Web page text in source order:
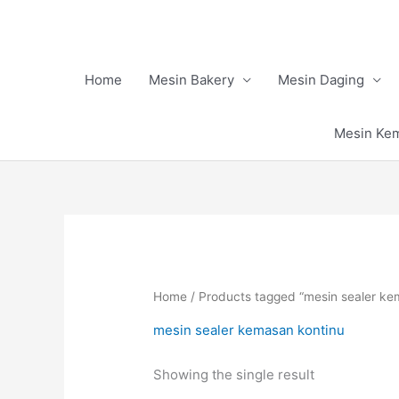
Home
Mesin Bakery Mesin Daging
Mesin
Home / Products tagged “mesin sealer
mesin sealer kemasan kontinu
Showing the single result